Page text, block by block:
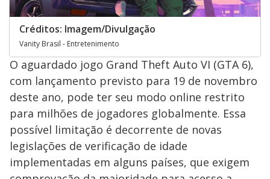
Créditos: Imagem/Divulgação
Vanity Brasil - Entretenimento
O aguardado jogo Grand Theft Auto VI (GTA 6),
com lançamento previsto para 19 de novembro
deste ano, pode ter seu modo online restrito
para milhões de jogadores globalmente. Essa
possível limitação é decorrente de novas
legislações de verificação de idade
implementadas em alguns países, que exigem